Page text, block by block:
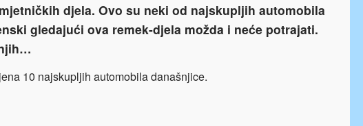
djela. Ovo su neki od najskupljih automobila
gledajući ova remek-djela možda i neće potrajati.
10 najskupljih automobila današnjice.